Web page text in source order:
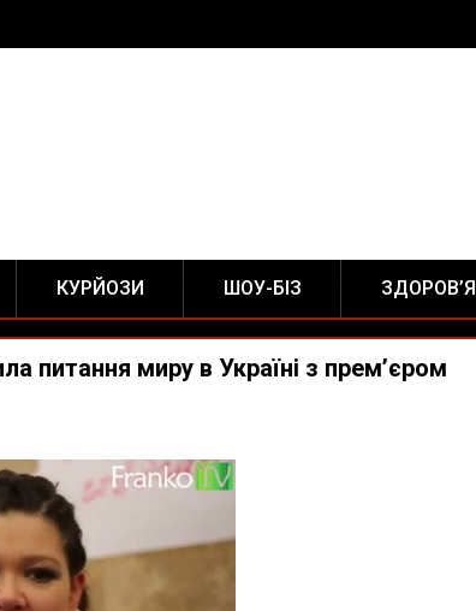
КУРЙОЗИ ШОУ-БІЗ ЗДОРОВ’Я
питання миру в Україні з прем’єром